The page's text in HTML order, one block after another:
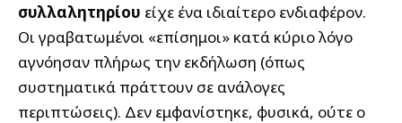
συλλαλητηρίου είχε ένα ιδιαίτερο ενδιαφέρον.
Οι γραβατωμένοι «επίσημοι» κατά κύριο λόγο
αγνόησαν πλήρως την εκδήλωση (όπως
συστηματικά πράττουν σε ανάλογες
περιπτώσεις). Δεν εμφανίστηκε, φυσικά, ούτε ο